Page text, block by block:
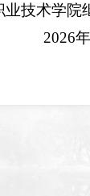
业技术学院
2026年